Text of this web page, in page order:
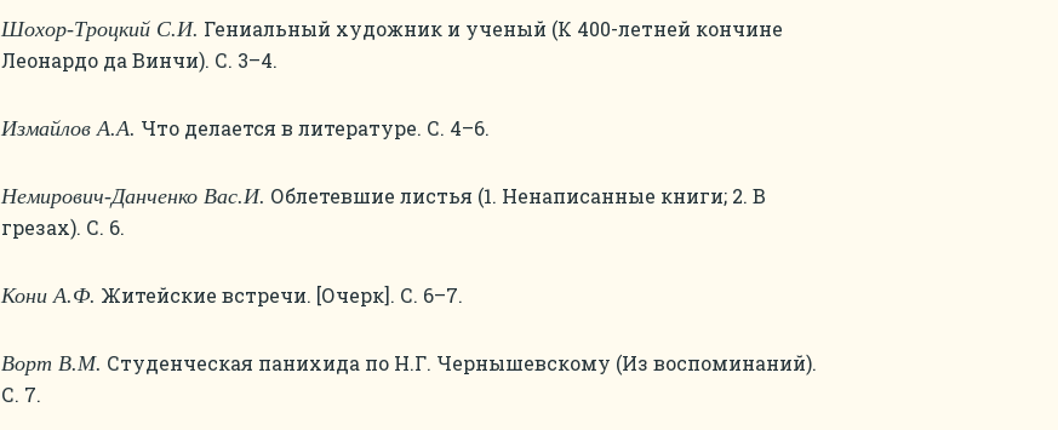
Шохор-Троцкий С.И. Гениальный художник и ученый (К 400-летней кончине
Леонардо да Винчи). С. 3–4.
Измайлов А.А. Что делается в литературе. С. 4–6.
Немирович-Данченко Вас.И. Облетевшие листья (1. Ненаписанные книги; 2. В
грезах). С. 6.
Кони А.Ф. Житейские встречи. [Очерк]. С. 6–7.
Ворт В.М. Студенческая панихида по Н.Г. Чернышевскому (Из воспоминаний).
С. 7.